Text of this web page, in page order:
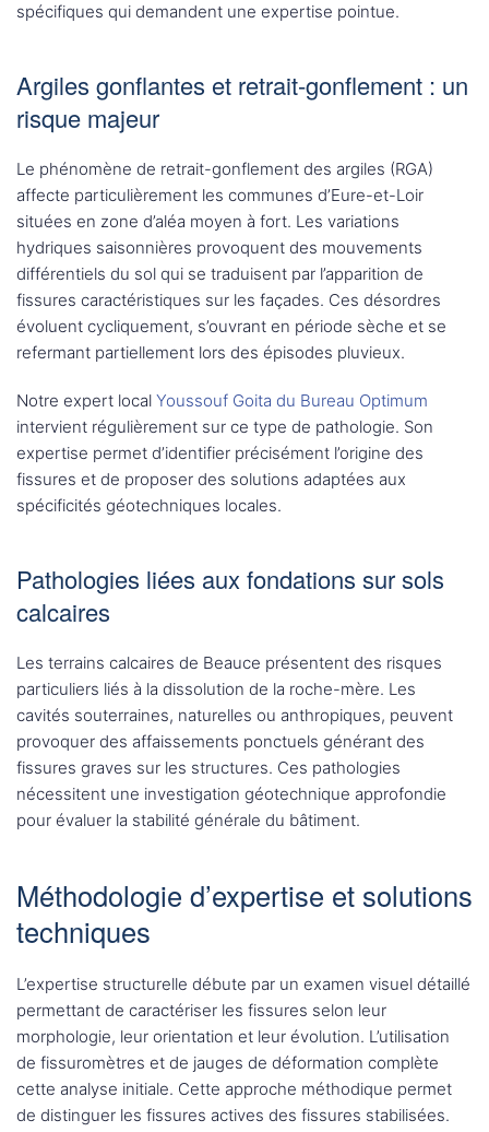
spécifiques qui demandent une expertise pointue.
Argiles gonflantes et retrait-gonflement : un
risque majeur
Le phénomène de retrait-gonflement des argiles (RGA)
affecte particulièrement les communes d’Eure-et-Loir
situées en zone d’aléa moyen à fort. Les variations
hydriques saisonnières provoquent des mouvements
différentiels du sol qui se traduisent par l’apparition de
fissures caractéristiques sur les façades. Ces désordres
évoluent cycliquement, s’ouvrant en période sèche et se
refermant partiellement lors des épisodes pluvieux.
Notre expert local Youssouf Goita du Bureau Optimum
intervient régulièrement sur ce type de pathologie. Son
expertise permet d’identifier précisément l’origine des
fissures et de proposer des solutions adaptées aux
spécificités géotechniques locales.
Pathologies liées aux fondations sur sols
calcaires
Les terrains calcaires de Beauce présentent des risques
particuliers liés à la dissolution de la roche-mère. Les
cavités souterraines, naturelles ou anthropiques, peuvent
provoquer des affaissements ponctuels générant des
fissures graves sur les structures. Ces pathologies
nécessitent une investigation géotechnique approfondie
pour évaluer la stabilité générale du bâtiment.
Méthodologie d’expertise et solutions
techniques
L’expertise structurelle débute par un examen visuel détaillé
permettant de caractériser les fissures selon leur
morphologie, leur orientation et leur évolution. L’utilisation
de fissuromètres et de jauges de déformation complète
cette analyse initiale. Cette approche méthodique permet
de distinguer les fissures actives des fissures stabilisées.